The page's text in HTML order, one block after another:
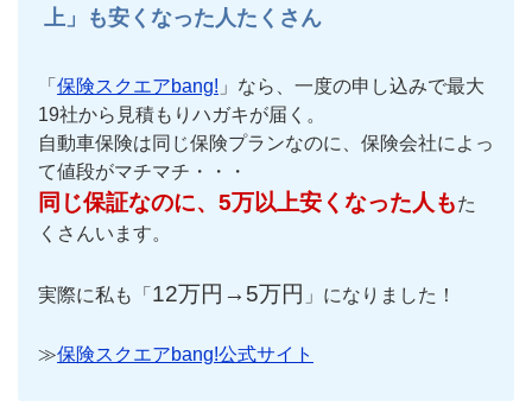
上」も安くなった人たくさん
「 保険スクエアbang! 」なら、一度の申し込みで最大
19社から見積もりハガキが届く。
自動車保険は同じ保険プランなのに、保険会社によっ
て値段がマチマチ・・・
同じ保証なのに、5万以上安くなった人もた
くさんいます。
実際に私も「 12万円→5万円 」になりました！
≫保険スクエアbang!公式サイト